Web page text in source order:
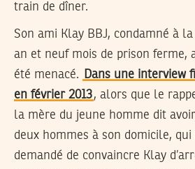
train de dîner.
Son ami Klay BBJ, condamné à
an et neuf mois de prison ferme,
été menacé.
Dans une interview
en février 2013, alors que le
la mère du jeune homme dit
deux hommes à son domicile,
demandé de convaincre Klay